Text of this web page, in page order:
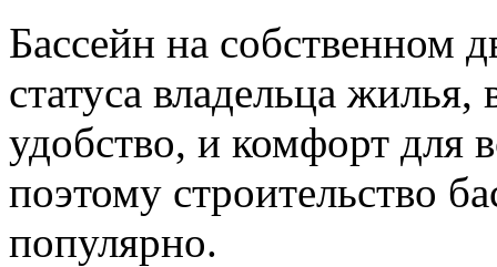
Бассейн на собственном
статуса владельца
удобство, и комфорт для
поэтому строительство
популярно.